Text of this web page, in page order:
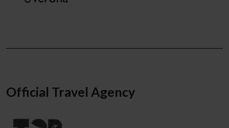
Official Travel Agency